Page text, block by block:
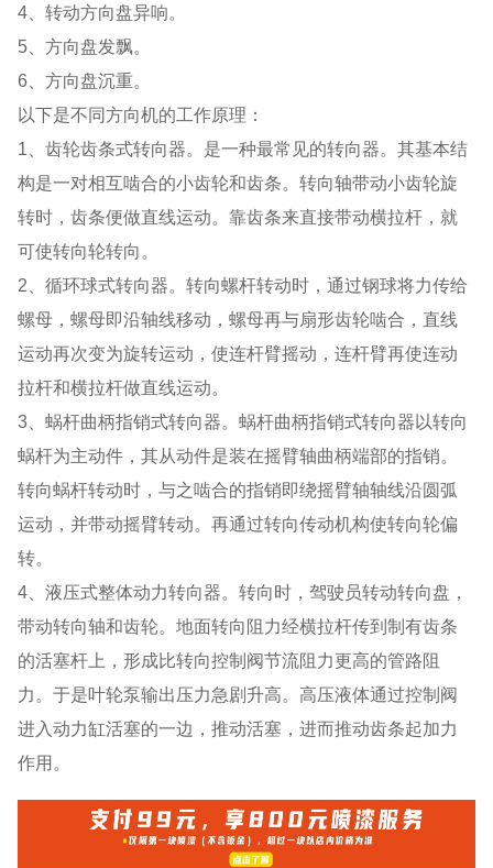
4、转动方向盘异响。
5、方向盘发飘。
6、方向盘沉重。
以下是不同方向机的工作原理：
1、齿轮齿条式转向器。是一种最常见的转向器。其基本结
构是一对相互啮合的小齿轮和齿条。转向轴带动小齿轮旋
转时，齿条便做直线运动。靠齿条来直接带动横拉杆，就
可使转向轮转向。
2、循环球式转向器。转向螺杆转动时，通过钢球将力传给
螺母，螺母即沿轴线移动，螺母再与扇形齿轮啮合，直线
运动再次变为旋转运动，使连杆臂摇动，连杆臂再使连动
拉杆和横拉杆做直线运动。
3、蜗杆曲柄指销式转向器。蜗杆曲柄指销式转向器以转向
蜗杆为主动件，其从动件是装在摇臂轴曲柄端部的指销。
转向蜗杆转动时，与之啮合的指销即绕摇臂轴轴线沿圆弧
运动，并带动摇臂转动。再通过转向传动机构使转向轮偏
转。
4、液压式整体动力转向器。转向时，驾驶员转动转向盘，
带动转向轴和齿轮。地面转向阻力经横拉杆传到制有齿条
的活塞杆上，形成比转向控制阀节流阻力更高的管路阻
力。于是叶轮泵输出压力急剧升高。高压液体通过控制阀
进入动力缸活塞的一边，推动活塞，进而推动齿条起加力
作用。